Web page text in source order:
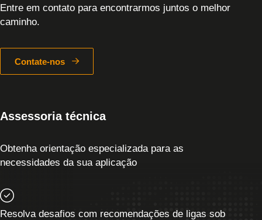
Entre em contato para encontrarmos juntos o melhor
caminho.
Contate-nos
Assessoria técnica
Obtenha orientação especializada para as
necessidades da sua aplicação
Resolva desafios com recomendações de ligas sob